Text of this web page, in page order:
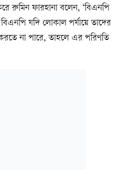
রুমিন ফারহানা বলেন, ‘বিএনপি
যদি লোকাল পর্যায়ে তাদের
না পারে, তাহলে এর পরিণতি